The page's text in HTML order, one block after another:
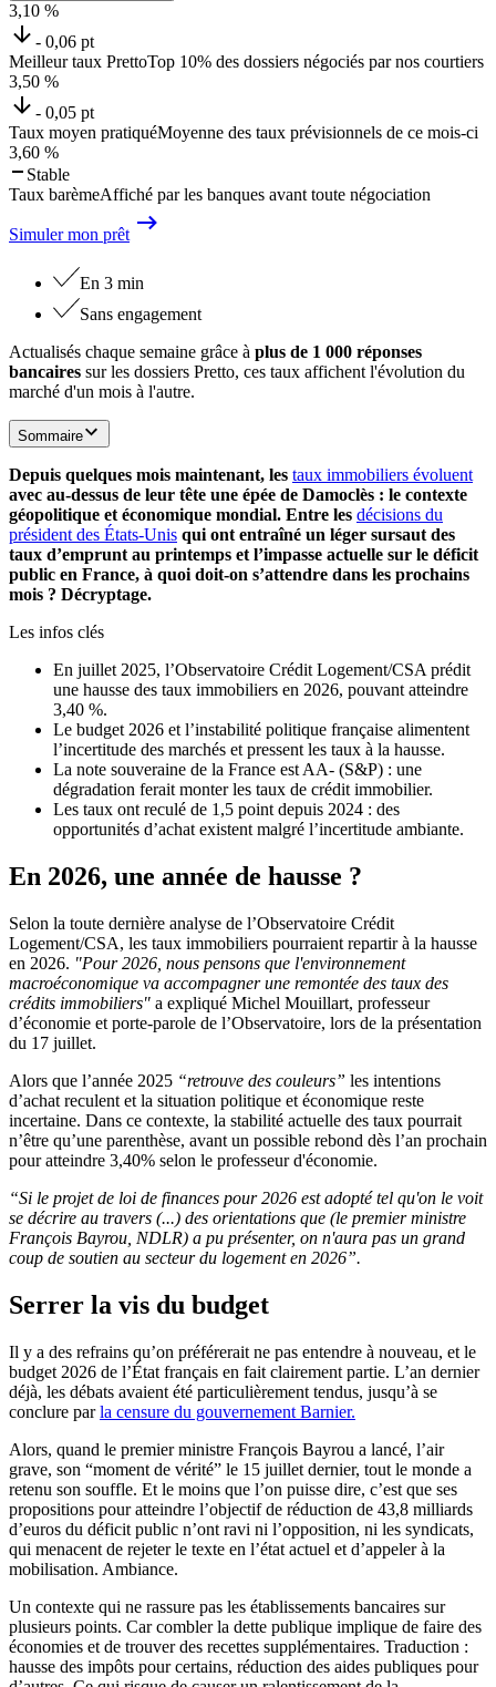
3,10 %
- 0,06 pt
Meilleur taux PrettoTop 10% des dossiers négociés par nos courtiers
3,50 %
- 0,05 pt
Taux moyen pratiquéMoyenne des taux prévisionnels de ce mois-ci
3,60 %
Stable
Taux barèmeAffiché par les banques avant toute négociation
Simuler mon prêt
En 3 min
Sans engagement
Actualisés chaque semaine grâce à plus de 1 000 réponses
bancaires sur les dossiers Pretto, ces taux affichent l'évolution du
marché d'un mois à l'autre.
Sommaire
Depuis quelques mois maintenant, les taux immobiliers évoluent
avec au-dessus de leur tête une épée de Damoclès : le contexte
géopolitique et économique mondial. Entre les décisions du
président des États-Unis qui ont entraîné un léger sursaut des
taux d’emprunt au printemps et l’impasse actuelle sur le déficit
public en France, à quoi doit-on s’attendre dans les prochains
mois ? Décryptage.
Les infos clés
En juillet 2025, l’Observatoire Crédit Logement/CSA prédit
une hausse des taux immobiliers en 2026, pouvant atteindre
3,40 %.
Le budget 2026 et l’instabilité politique française alimentent
l’incertitude des marchés et pressent les taux à la hausse.
La note souveraine de la France est AA- (S&P) : une
dégradation ferait monter les taux de crédit immobilier.
Les taux ont reculé de 1,5 point depuis 2024 : des
opportunités d’achat existent malgré l’incertitude ambiante.
En 2026, une année de hausse ?
Selon la toute dernière analyse de l’Observatoire Crédit
Logement/CSA, les taux immobiliers pourraient repartir à la hausse
en 2026. "Pour 2026, nous pensons que l'environnement
macroéconomique va accompagner une remontée des taux des
crédits immobiliers" a expliqué Michel Mouillart, professeur
d’économie et porte-parole de l’Observatoire, lors de la présentation
du 17 juillet.
Alors que l’année 2025 “retrouve des couleurs” les intentions
d’achat reculent et la situation politique et économique reste
incertaine. Dans ce contexte, la stabilité actuelle des taux pourrait
n’être qu’une parenthèse, avant un possible rebond dès l’an prochain
pour atteindre 3,40% selon le professeur d'économie.
“Si le projet de loi de finances pour 2026 est adopté tel qu'on le voit
se décrire au travers (...) des orientations que (le premier ministre
François Bayrou, NDLR) a pu présenter, on n'aura pas un grand
coup de soutien au secteur du logement en 2026”.
Serrer la vis du budget
Il y a des refrains qu’on préférerait ne pas entendre à nouveau, et le
budget 2026 de l’État français en fait clairement partie. L’an dernier
déjà, les débats avaient été particulièrement tendus, jusqu’à se
conclure parla censure du gouvernement Barnier.
Alors, quand le premier ministre François Bayrou a lancé, l’air
grave, son “moment de vérité” le 15 juillet dernier, tout le monde a
retenu son souffle. Et le moins que l’on puisse dire, c’est que ses
propositions pour atteindre l’objectif de réduction de 43,8 milliards
d’euros du déficit public n’ont ravi ni l’opposition, ni les syndicats,
qui menacent de rejeter le texte en l’état actuel et d’appeler à la
mobilisation. Ambiance.
Un contexte qui ne rassure pas les établissements bancaires sur
plusieurs points. Car combler la dette publique implique de faire des
économies et de trouver des recettes supplémentaires. Traduction :
hausse des impôts pour certains, réduction des aides publiques pour